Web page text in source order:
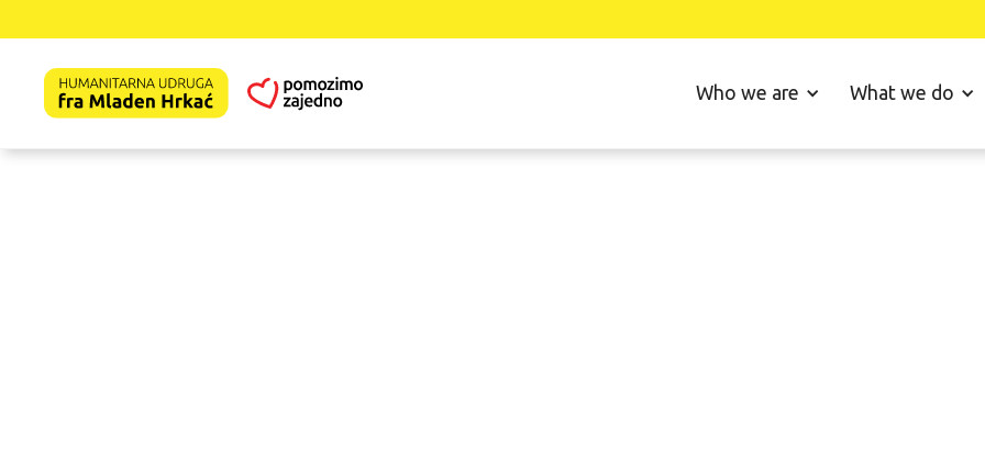
Who we are What we do